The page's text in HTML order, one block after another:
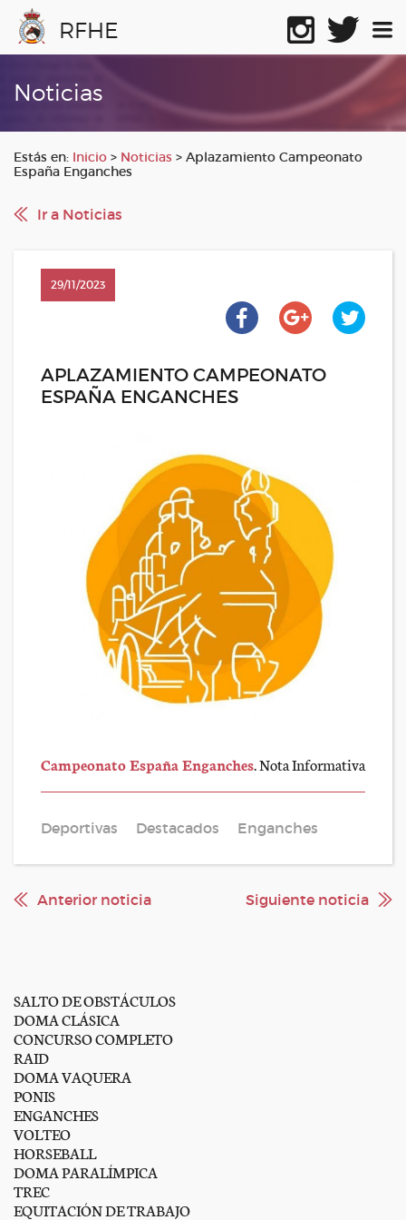
RFHE
Noticias
Estás en: Inicio > Noticias > Aplazamiento Campeonato
España Enganches
Ir a Noticias
29/11/2023
APLAZAMIENTO CAMPEONATO
ESPAÑA ENGANCHES
Campeonato España Enganches. Nota Informativa
Deportivas Destacados Enganches
Anterior noticia Siguiente noticia
SALTO DE OBSTÁCULOS
DOMA CLÁSICA
CONCURSO COMPLETO
RAID
DOMA VAQUERA
PONIS
ENGANCHES
VOLTEO
HORSEBALL
DOMA PARALÍMPICA
TREC
EQUITACIÓN DE TRABAJO